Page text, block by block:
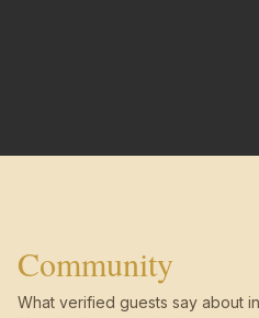
Community
What verified guests say about